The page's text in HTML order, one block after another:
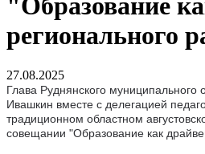
"Образование
регионального
27.08.2025
Глава Руднянского муниципального
Ивашкин вместе с делегацией
традиционном областном
совещании "Образование как